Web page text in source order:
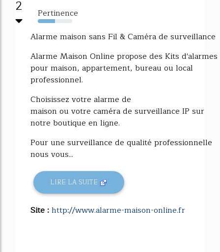
2 Pertinence
50%
Alarme maison sans Fil & Caméra de surveillance
Alarme Maison Online propose des Kits d'alarmes
pour maison, appartement, bureau ou local
professionnel.
Choisissez votre alarme de
maison ou votre caméra de surveillance IP sur
notre boutique en ligne.
Pour une surveillance de qualité professionnelle
nous vous...
LIRE LA SUITE
Site :http://www.alarme-maison-online.fr